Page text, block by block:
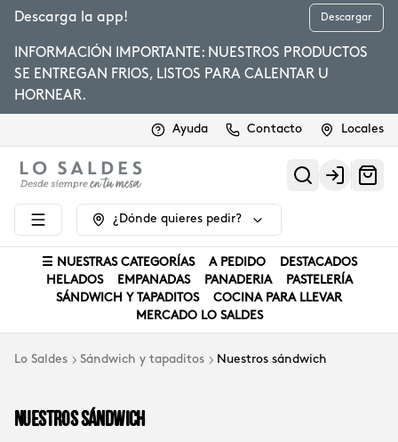
Descarga la app! Descargar
INFORMACIÓN IMPORTANTE: NUESTROS PRODUCTOS
SE ENTREGAN FRIOS, LISTOS PARA CALENTAR U
HORNEAR.
Ayuda Contacto Locales
Login
¿Dónde quieres pedir?
☰ NUESTRAS CATEGORÍAS A PEDIDO
DESTACADOS
HELADOS
EMPANADAS PANADERIA
PASTELERÍA
SÁNDWICH Y TAPADITOS
COCINA PARA LLEVAR
MERCADO LO SALDES
Lo Saldes Sándwich y tapaditos Nuestros sándwich
Nuestros sándwich